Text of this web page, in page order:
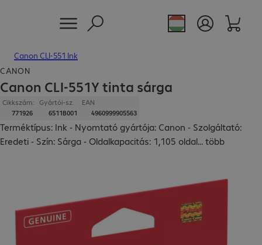
Canon CLI-551 Ink
CANON
Canon CLI-551Y tinta sárga
Cikkszám:
771926
Gyártói-sz.
6511B001
EAN
4960999905563
Terméktípus: Ink - Nyomtató gyártója: Canon - Szolgáltató:
Eredeti - Szín: Sárga - Oldalkapacitás: 1,105 oldal...több